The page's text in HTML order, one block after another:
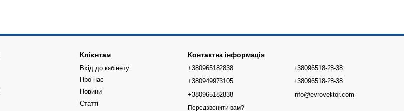
Клієнтам
Вхід до кабінету
Про нас
Новини
Статті
Контактна інформація
+380965182838
+380949973105
+380965182838
Передзвонити вам?
+38096518-28-38
+38096518-28-38
info@evrovektor.com